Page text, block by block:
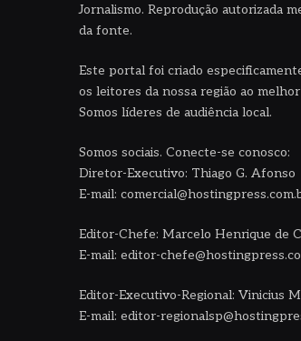
Jornalismo. Reprodução autorizada
da fonte.
Este portal foi criado
os leitores da nossa região ao
Somos líderes de audiência local.
Somos sociais. Conecte-se conosco:
Diretor-Executivo: Thiago G. Afonso
E-mail:
Editor-Chefe: Marcelo Henrique de
E-mail: editor-
Editor-Executivo-Regional: Vinicius
E-mail: editor-